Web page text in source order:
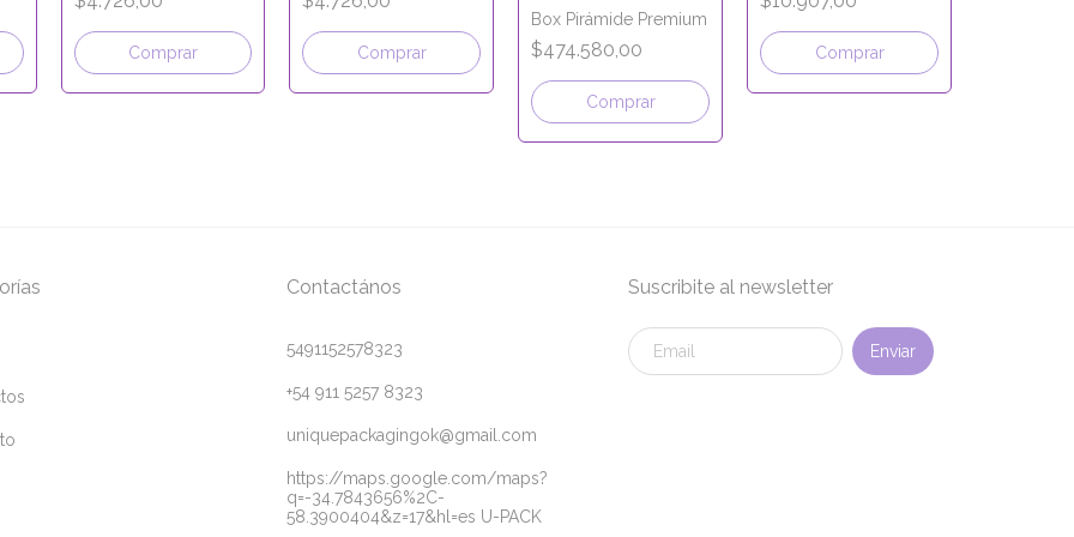
Comprar Comprar
Box Pirámide Premium
$474.580,00
Comprar
polipropileno 15zx5
Comprar
Contactános
5491152578323
+54 911 5257 8323
uniquepackagingok@gmail.com
https://maps.google.com/maps?
q=-34.7843656%2C-
58.3900404&z=17&hl=es U-PACK
Suscribite al newsletter